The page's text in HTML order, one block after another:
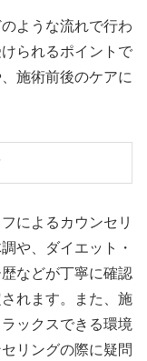
ような流れで行わ
られるポイントで
施術前後のケアに
によるカウンセリ
や、ダイエット・
などが丁寧に確認
れます。また、施
ックスできる環境
リングの際に疑問